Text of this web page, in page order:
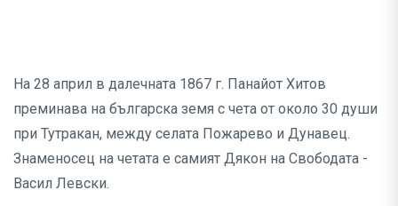
На 28 април в далечната 1867 г. Панайот Хитов
преминава на българска земя с чета от около 30 души
при Тутракан, между селата Пожарево и Дунавец.
Знаменосец на четата е самият Дякон на Свободата -
Васил Левски.